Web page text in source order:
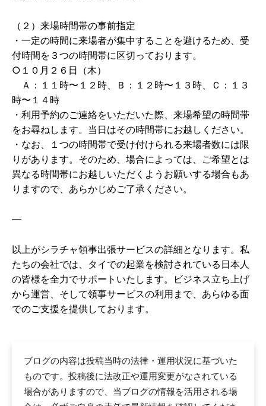
（２）来場時間帯の事前指定
・一定の時間に来場者が集中することを避けるため、受
付時間を３つの時間帯に区切っております。
○１０月２６日（木）
Ａ：１１時〜１２時、Ｂ：１２時〜１３時、Ｃ：１３
時〜１４時
・利用予約のご連絡をいただいた際、来場希望の時間帯
をお尋ねします。当日はその時間帯にお越しください。
・なお、１つの時間帯で受け付けられる来場者数には限
りがあります。そのため、場合によっては、ご希望とは
異なる時間帯にお越しいただくようお願いする場合もあ
りますので、あらかじめご了承ください。
—
以上がシラチャ領事出張サービスの詳細となります。私
たちの会社では、タイでの起業を検討されている日本人
の皆様を全力でサポートいたします。ビジネス立ち上げ
から運営、そして領事サービスの利用まで、あらゆる面
でのご支援を提供しております。
ブログの内容は投稿当時の法律・運用状況に基づいた
ものです。投稿後に法改正や運用変更がなされている
場合がありますので、当ブログの情報を活用される場